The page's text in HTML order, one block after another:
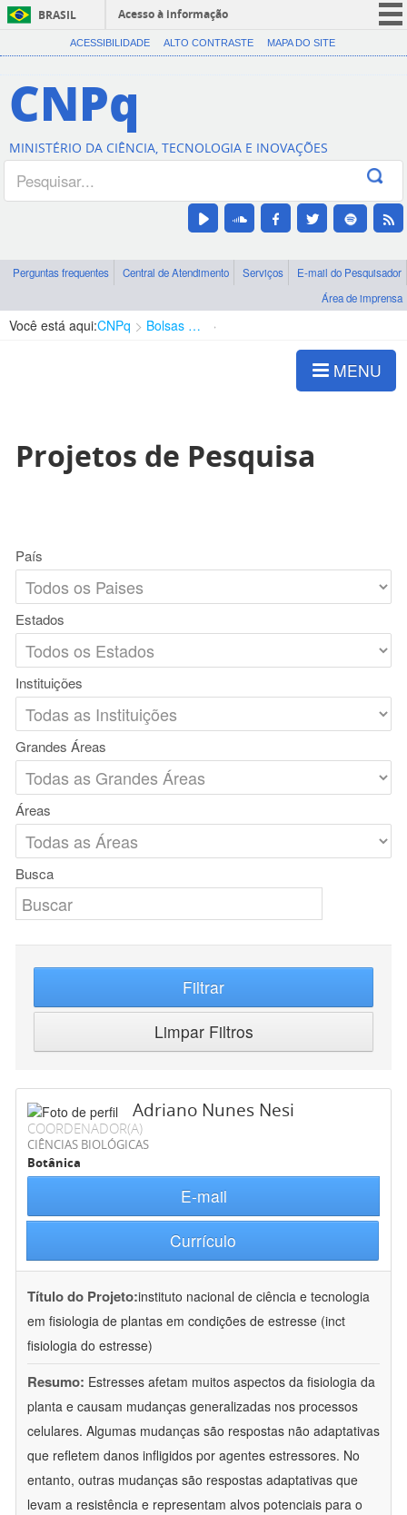
BRASIL
Acesso à informação
CORONAVÍRUS (COVID-19)
Canais
ACESSIBILIDADE ALTO CONTRASTE MAPA DO SITE
CNPq
MINISTÉRIO DA CIÊNCIA, TECNOLOGIA E INOVAÇÕES
Perguntas frequentes Central de Atendimento Serviços
E-mail do Pesquisador
Área de imprensa
Você está aqui:CNPq Bolsas e Auxílios Vigentes
MENU
Projetos de Pesquisa
País
Estados
Instituições
Grandes Áreas
Áreas
Busca
Filtrar
Limpar Filtros
Adriano Nunes Nesi
COORDENADOR(A)
CIÊNCIAS BIOLÓGICAS
Botânica
E-mail
Currículo
Título do Projeto:instituto nacional de ciência e tecnologia
em fisiologia de plantas em condições de estresse (inct
fisiologia do estresse)
Resumo: Estresses afetam muitos aspectos da fisiologia da
planta e causam mudanças generalizadas nos processos
celulares. Algumas mudanças são respostas não adaptativas
que refletem danos infligidos por agentes estressores. No
entanto, outras mudanças são respostas adaptativas que
levam a resistência e representam alvos potenciais para o